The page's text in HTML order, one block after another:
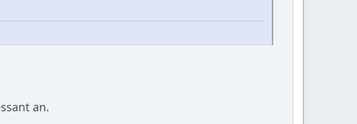
an.